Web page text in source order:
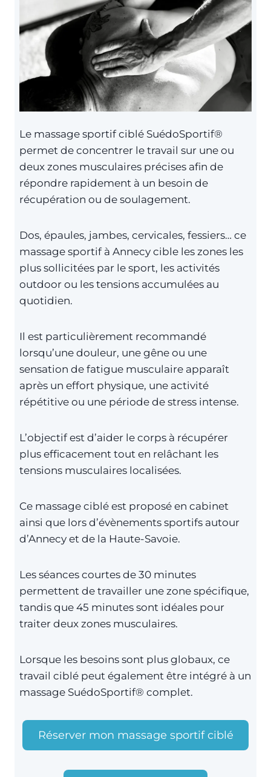
Le massage sportif ciblé SuédoSportif®
permet de concentrer le travail sur une ou
deux zones musculaires précises afin de
répondre rapidement à un besoin de
récupération ou de soulagement.
Dos, épaules, jambes, cervicales, fessiers… ce
massage sportif à Annecy cible les zones les
plus sollicitées par le sport, les activités
outdoor ou les tensions accumulées au
quotidien.
Il est particulièrement recommandé
lorsqu’une douleur, une gêne ou une
sensation de fatigue musculaire apparaît
après un effort physique, une activité
répétitive ou une période de stress intense.
L’objectif est d’aider le corps à récupérer
plus efficacement tout en relâchant les
tensions musculaires localisées.
Ce massage ciblé est proposé en cabinet
ainsi que lors d’évènements sportifs autour
d’Annecy et de la Haute-Savoie.
Les séances courtes de 30 minutes
permettent de travailler une zone spécifique,
tandis que 45 minutes sont idéales pour
traiter deux zones musculaires.
Lorsque les besoins sont plus globaux, ce
travail ciblé peut également être intégré à un
massage SuédoSportif® complet.
Réserver mon massage sportif ciblé